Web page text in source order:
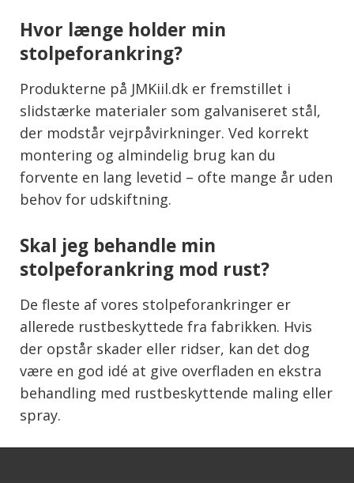
Hvor længe holder min
stolpeforankring?
Produkterne på JMKiil.dk er fremstillet i
slidstærke materialer som galvaniseret stål,
der modstår vejrpåvirkninger. Ved korrekt
montering og almindelig brug kan du
forvente en lang levetid – ofte mange år uden
behov for udskiftning.
Skal jeg behandle min
stolpeforankring mod rust?
De fleste af vores stolpeforankringer er
allerede rustbeskyttede fra fabrikken. Hvis
der opstår skader eller ridser, kan det dog
være en god idé at give overfladen en ekstra
behandling med rustbeskyttende maling eller
spray.